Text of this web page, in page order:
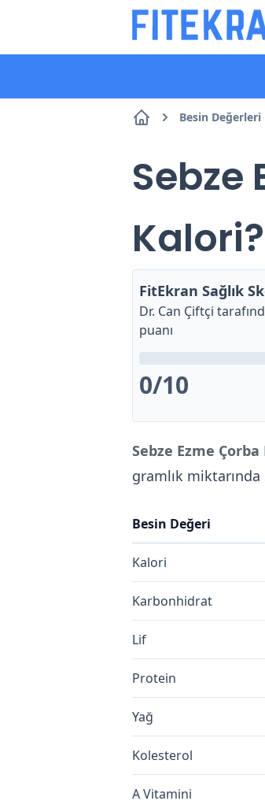
Besin Değerleri
Sebze
Kalori?
FitEkran Sağlık
Dr. Can Çiftçi
puanı
0/10
Sebze Ezme
gramlık miktarında
Besin Değeri
Kalori
Karbonhidrat
Lif
Protein
Yağ
Kolesterol
A Vitamini